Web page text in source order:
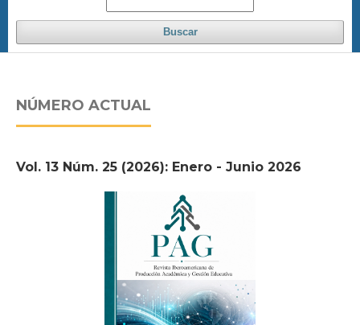
Buscar
NÚMERO ACTUAL
Vol. 13 Núm. 25 (2026): Enero - Junio 2026